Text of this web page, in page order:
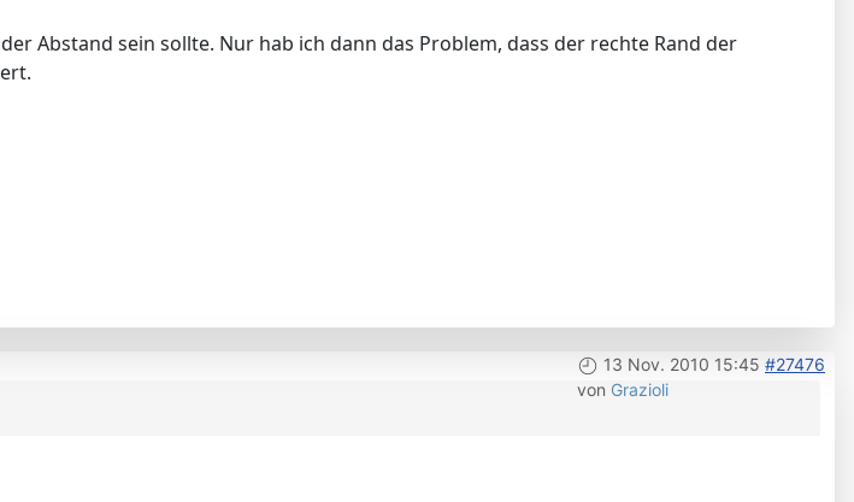
Abstand sein sollte. Nur hab ich dann das Problem, dass der rechte Rand der
13 Nov. 2010 15:45 #27476
von Grazioli